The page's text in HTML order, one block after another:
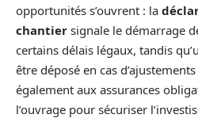
opportunités s’ouvrent : la
chantier signale le démarrage
certains délais légaux, tandis
être déposé en cas
également aux assurances
l’ouvrage pour sécuriser